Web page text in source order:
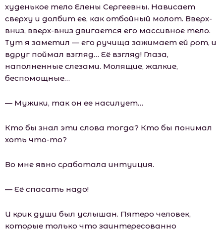
худенькое тело Елены Сергеевны. Нависает
сверху и долбит ее, как отбойный молот. Вверх-
вниз, вверх-вниз двигается его массивное тело.
Тут я заметил — его ручища зажимает ей рот, и
вдруг поймал взгляд… Её взгляд! Глаза,
наполненные слезами. Молящие, жалкие,
беспомощные…
— Мужики, так он ее насилует…
Кто бы знал эти слова тогда? Кто бы понимал
хоть что-то?
Во мне явно сработала интуиция.
— Её спасать надо!
И крик души был услышан. Пятеро человек,
которые только что заинтересованно